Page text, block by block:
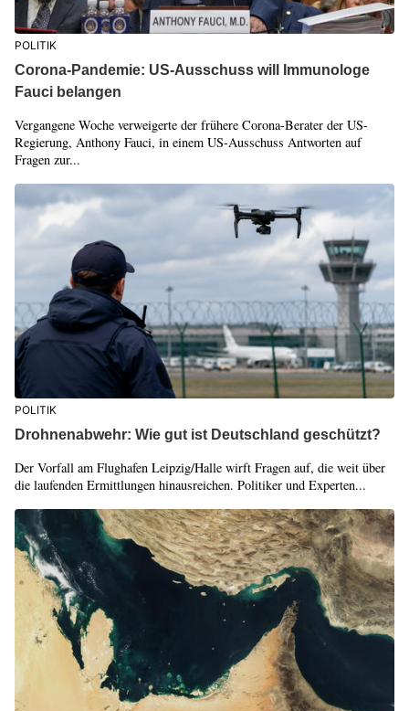
POLITIK
Corona-Pandemie: US-Ausschuss will Immunologe
Fauci belangen
Vergangene Woche verweigerte der frühere Corona-Berater der US-
Regierung, Anthony Fauci, in einem US-Ausschuss Antworten auf
Fragen zur...
POLITIK
Drohnenabwehr: Wie gut ist Deutschland geschützt?
Der Vorfall am Flughafen Leipzig/Halle wirft Fragen auf, die weit über
die laufenden Ermittlungen hinausreichen. Politiker und Experten...